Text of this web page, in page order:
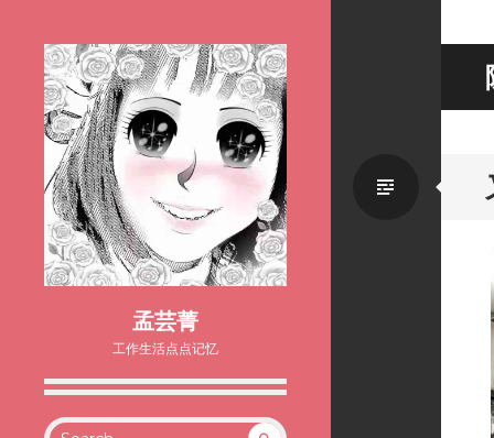
孟芸菁
工作生活点点记忆
Search